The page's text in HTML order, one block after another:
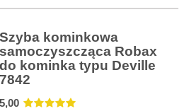
Szyba kominkowa
samoczyszcząca Robax
do kominka typu Deville
7842
5,00